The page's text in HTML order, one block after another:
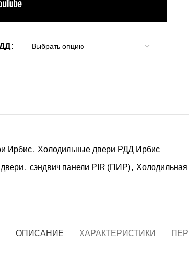
Ирбис, Холодильные двери РДД Ирбис
, сэндвич панели PIR (ПИР), Холодильная
ОПИСАНИЕ ХАРАКТЕРИСТИКИ